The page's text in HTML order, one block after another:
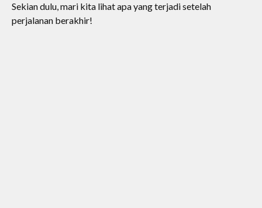
Sekian dulu, mari kita lihat apa yang terjadi setelah
perjalanan berakhir!